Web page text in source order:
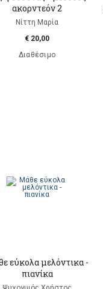
ακορντεόν 2
Νίττη Μαρία
€ 20,00
Διαθέσιμο
εύκολα μελόντικα -
πιανίκα